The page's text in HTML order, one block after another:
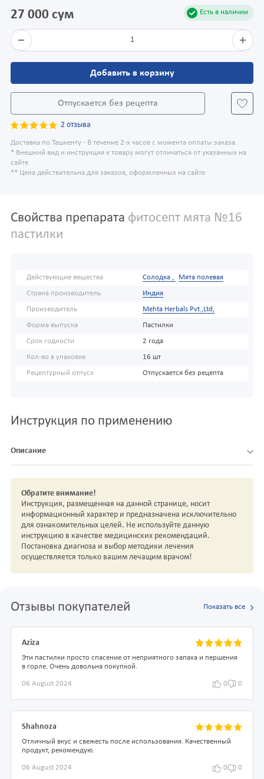
Есть в наличии
27 000 сум
1
Добавить в корзину
Отпускается без рецепта
2 отзыва
Доставка по Ташкенту - В течение 2-х часов с момента оплаты заказа.
* Внешний вид и инструкция к товару могут отличаться от указанных на
сайте
** Цена действительна для заказов, оформленных на сайте
Свойства препарата фитосепт мята №16
пастилки
Действующие вещества Солодка , Мята полевая
Страна производитель Индия
Производитель Mehta Herbals Pvt.,Ltd,
Форма выпуска Пастилки
Срок годности 2 года
Кол-во в упаковке 16 шт
Рецептурный отпуск Отпускается без рецепта
Инструкция по применению
Описание
Обратите внимание!
Инструкция, размещенная на данной странице, носит
информационный характер и предназначена исключительно
для ознакомительных целей. Не используйте данную
инструкцию в качестве медицинских рекомендаций.
Постановка диагноза и выбор методики лечения
осуществляется только вашим лечащим врачом!
Отзывы покупателей Показать все
Aziza
Эти пастилки просто спасение от неприятного запаха и першения
в горле. Очень довольна покупкой.
06 August 2024 0 0
Shahnoza
Отличный вкус и свежесть после использования. Качественный
продукт, рекомендую.
06 August 2024 0 0